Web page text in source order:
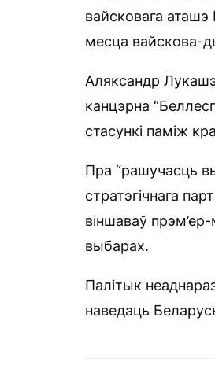
вайсковага аташэ
месца вайскова-
Аляксандр
канцэрна
стасункі паміж
Пра “рашучасць
стратэгічнага
віншаваў
выбарах.
Палітык
наведаць